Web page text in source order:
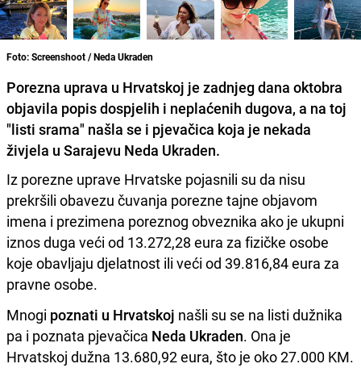
Foto: Screenshoot / Neda Ukraden
Porezna uprava u Hrvatskoj je zadnjeg dana oktobra
objavila popis dospjelih i neplaćenih dugova, a na toj
"listi srama" našla se i pjevačica koja je nekada
živjela u Sarajevu Neda Ukraden.
Iz porezne uprave Hrvatske pojasnili su da nisu
prekršili obavezu čuvanja porezne tajne objavom
imena i prezimena poreznog obveznika ako je ukupni
iznos duga veći od 13.272,28 eura za fizičke osobe
koje obavljaju djelatnost ili veći od 39.816,84 eura za
pravne osobe.
Mnogi poznati u Hrvatskoj našli su se na listi dužnika
pa i poznata pjevačica Neda Ukraden. Ona je
Hrvatskoj dužna 13.680,92 eura, što je oko 27.000 KM.